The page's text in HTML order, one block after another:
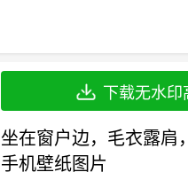
下载无水印
坐在窗户边，毛衣露肩
手机壁纸图片